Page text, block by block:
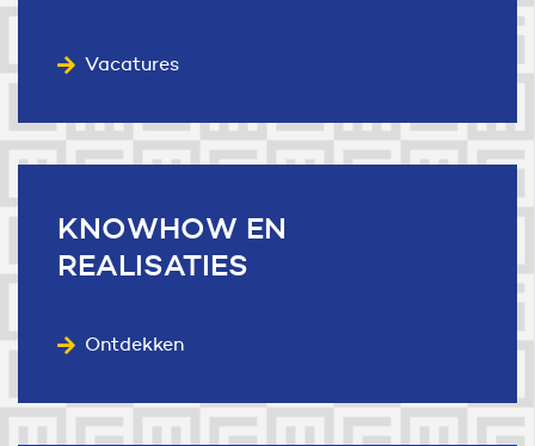
Vacatures
KNOWHOW EN
REALISATIES
Ontdekken